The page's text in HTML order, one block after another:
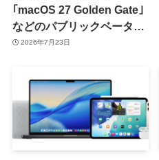
｢macOS 27 Golden Gate｣
などのパブリックベータ2
を提供開始
2026年7月23日